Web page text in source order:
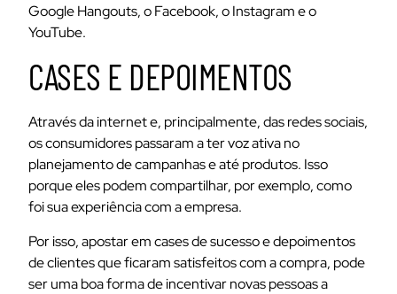
Google Hangouts, o Facebook, o Instagram e o
YouTube.
CASES E DEPOIMENTOS
Através da internet e, principalmente, das redes sociais,
os consumidores passaram a ter voz ativa no
planejamento de campanhas e até produtos. Isso
porque eles podem compartilhar, por exemplo, como
foi sua experiência com a empresa.
Por isso, apostar em cases de sucesso e depoimentos
de clientes que ficaram satisfeitos com a compra, pode
ser uma boa forma de incentivar novas pessoas a